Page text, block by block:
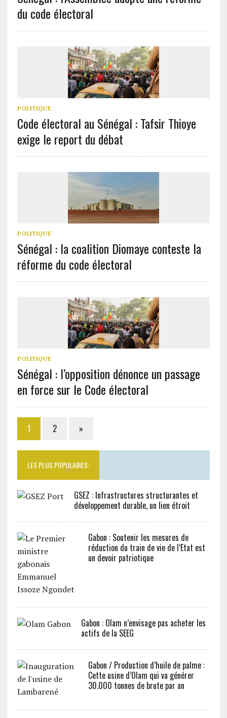
du code électoral
POLITIQUE
Code électoral au Sénégal : Tafsir Thioye
exige le report du débat
POLITIQUE
Sénégal : la coalition Diomaye conteste la
réforme du code électoral
POLITIQUE
Sénégal : l’opposition dénonce un passage
en force sur le Code électoral
1 2 »
LES PLUS POPULAIRES:
GSEZ : Infrastructures structurantes et
développement durable, un lien étroit
Gabon : Soutenir les mesures de
réduction du train de vie de l’Etat est
un devoir patriotique
Gabon : Olam n’envisage pas acheter les
actifs de la SEEG
Gabon / Production d’huile de palme :
Cette usine d’Olam qui va générer
30.000 tonnes de brute par an